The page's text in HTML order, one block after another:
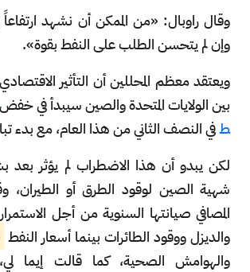
وقال راوبال: «من الممكن أن نشهد
وإن لم يتحسن الطلب على النفط بقوة».
ويعتقد معظم المحللين أن التأثير
بين الولايات المتحدة والصين سيبدأ في خفض
طفي النصف الثاني من هذا العام، مع بدء
لكن يبدو أن هذا الاضطراب لم يؤثر
شهية الصين لوقود الطرق أو
المصافي صيانتها السنوية من أجل
والديزل ووقود الطائرات بينما أسعار النفط
والهوامش الصحية، كما قالت إيما